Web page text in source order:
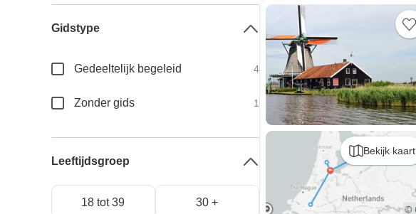
Bekijk kaart
Gidstype
Gedeeltelijk begeleid 4
Zonder gids 1
Leeftijdsgroep
18 tot 39 30 +